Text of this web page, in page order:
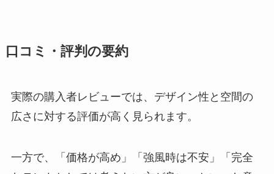
口コミ・評判の要約
実際の購入者レビューでは、デザイン性と空間の
広さに対する評価が高く見られます。
一方で、「価格が高め」「強風時は不安」「完全